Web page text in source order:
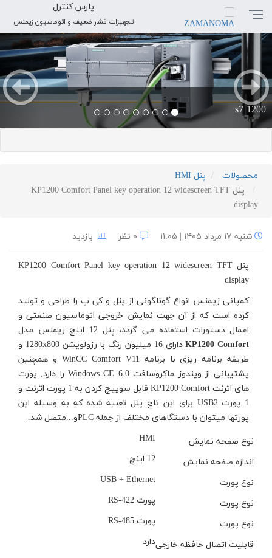
پارس کنترل
تجهیزات فشار ضعیف و اتوماسیون زیمنس
s7 1200
بعدی
محصولات
پنل HMI
پنل KP1200 Comfort Panel key operation 12 widescreen TFT
display
شنبه ۱۷ مرداد ۱۴۰۵ | ۱۱:۰۵ بازدید
پنل KP1200 Comfort Panel key operation 12 widescreen TFT
display
کمپانی زیمنس انواع گوناگونی از پنل و کی پ را طراحی و تولید
کرده است که از آن جهت نمایش خروجی اتوماسیون صنعتی و
اعمال دستورات استفاده می گردد، پنل 12 اینچ زیمنس مدل
KP1200 Comfort
دارای 16 میلیون رنگ با رزولویشن 1280x800 و
طریقه برنامه ریزی با برنامه WinCC Comfort V11 و همچنین
پشتیبانی از ویندوز ماکروسافت Windows CE 6.0 را دارد, پورت
های اترنت KP1200 Comfort قابل سوییچ کردن به 1 پورت اترنت و
1 پورت USB2 برای این تاچ پنل تعبیه شده که به وسیله این
پورتها میتوان با دستگاهای مختلف از جمله PLCو...متصل شد.
نوع صفحه نمایش HMI
اندازه صفحه نمایش 12 اینچ
نوع پورت USB + Ethernet
نوع پورت پورت RS-422
نوع پورت پورت RS-485
قابلیت اتصال حافظه خارجیدارد